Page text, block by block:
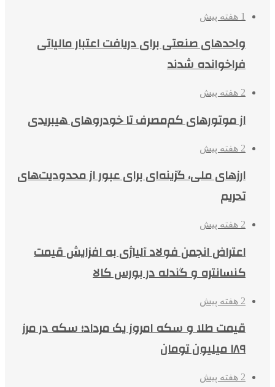
1 هفته پیش
واحدهای صنعتی برای دریافت اعتبار مالیاتی
فراخوانده شدند
2 هفته پیش
از موتورهای کم‌مصرف تا خودروهای هیبریدی
2 هفته پیش
ارزهای ملی، گزینه‌ای برای عبور از محدودیت‌های
تحریم
2 هفته پیش
اعتراض انجمن فولاد آلیاژی به افزایش قیمت
کنسانتره و گندله در بورس کالا
2 هفته پیش
قیمت طلا و سکه امروز یک مرداد؛ سکه در مرز
۱۸۹ میلیون تومان
2 هفته پیش